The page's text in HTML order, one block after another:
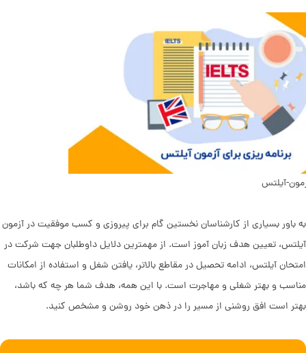
آیلتس
به باور بسیاری از کارشناسان نخستین گام برای پیروزی و کسب موفقیت در آزمون
آیلتس، تعیین هدف زبان آموز است. از مهمترین دلایل داوطلبان جهت شرکت در
امتحان آیلتس، ادامه تحصیل در مقاطع بالاتر، یافتن شغل و استفاده از امکانات
مناسب و بهتر شغلی و مهاجرت است. با این همه، هدف شما هر چه که باشد،
بهتر است افق روشنی از مسیر را در ذهن خود روشن و مشخص کنید.